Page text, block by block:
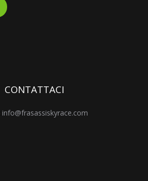
CONTATTACI
info@frasassiskyrace.com